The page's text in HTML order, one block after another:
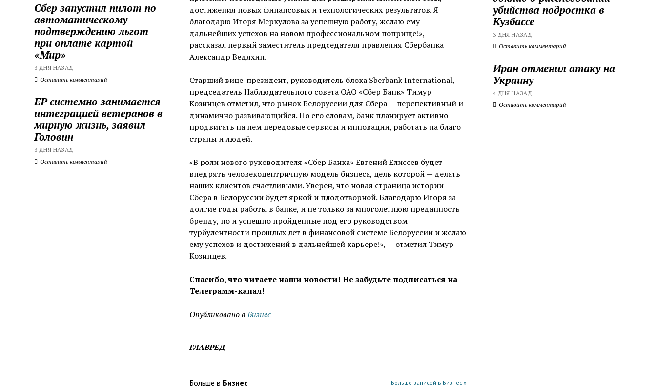
Сбер запустил пилот по
автоматическому
подтверждению льгот
при оплате картой
«Мир»
3 ДНЯ НАЗАД
Оставить комментарий
ЕР системно занимается
интеграцией ветеранов в
мирную жизнь, заявил
Головин
3 ДНЯ НАЗАД
Оставить комментарий
достижения новых финансовых и технологических результатов. Я
благодарю Игоря Меркулова за успешную работу, желаю ему
дальнейших успехов на новом профессиональном поприще!», —
рассказал первый заместитель председателя правления Сбербанка
Александр Ведяхин.
Старший вице-президент, руководитель блока Sberbank International,
председатель Наблюдательного совета ОАО «Сбер Банк» Тимур
Козинцев отметил, что рынок Белоруссии для Сбера — перспективный и
динамично развивающийся. По его словам, банк планирует активно
продвигать на нем передовые сервисы и инновации, работать на благо
страны и людей.
«В роли нового руководителя «Сбер Банка» Евгений Елисеев будет
внедрять человекоцентричную модель бизнеса, цель которой — делать
наших клиентов счастливыми. Уверен, что новая страница истории
Сбера в Белоруссии будет яркой и плодотворной. Благодарю Игоря за
долгие годы работы в банке, и не только за многолетнюю преданность
бренду, но и успешно пройденные под его руководством
турбулентности прошлых лет в финансовой системе Белоруссии и желаю
ему успехов и достижений в дальнейшей карьере!», — отметил Тимур
Козинцев.
Спасибо, что читаете наши новости! Не забудьте подписаться на
Телеграмм-канал!
Опубликовано в Бизнес
ГЛАВРЕД
Больше в Бизнес Больше записей в Бизнес »
убийства подростка в
Кузбассе
3 ДНЯ НАЗАД
Оставить комментарий
Иран отменил атаку на
Украину
4 ДНЯ НАЗАД
Оставить комментарий